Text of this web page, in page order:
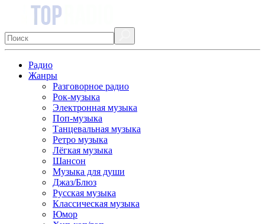
Радио
Жанры
Разговорное радио
Рок-музыка
Электронная музыка
Поп-музыка
Танцевальная музыка
Ретро музыка
Лёгкая музыка
Шансон
Музыка для души
Джаз/Блюз
Русская музыка
Классическая музыка
Юмор